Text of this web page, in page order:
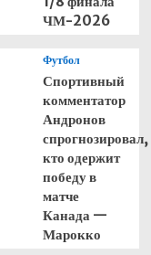
ЧМ-2026
Футбол
Спортивный
комментатор
Андронов
спрогнозировал,
кто одержит
победу в
матче
Канада —
Марокко